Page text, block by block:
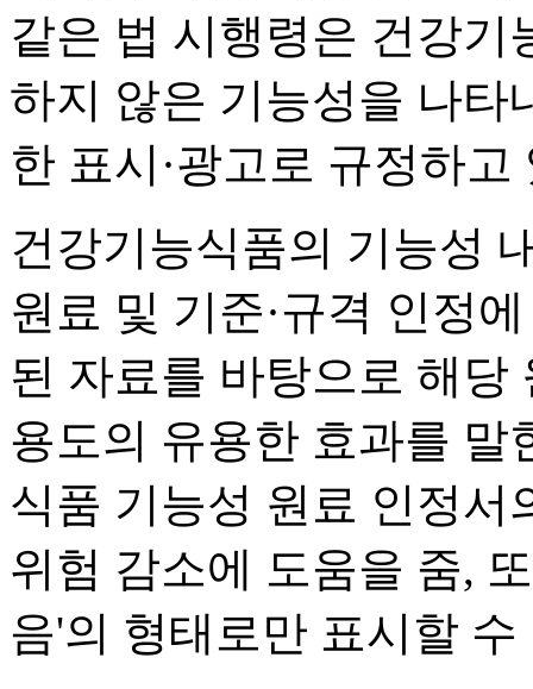
같은 법 시행령은 건강
하지 않은 기능성을 나타
한 표시·광고로 규정하고
건강기능식품의 기능성
원료 및 기준·규격 인정
된 자료를 바탕으로 해당
용도의 유용한 효과를 말
식품 기능성 원료 인정서
위험 감소에 도움을 줌,
음'의 형태로만 표시할 수